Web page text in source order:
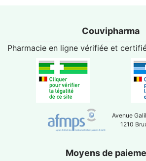
Couvipharma
Pharmacie en ligne vérifiée et
Avenue
1210
Moyens de